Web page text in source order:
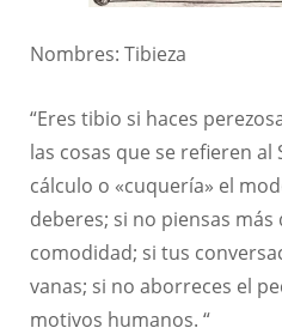
Nombres: Tibieza
“Eres tibio si haces
las cosas que se refieren al
cálculo o «cuquería» el
deberes; si no piensas
comodidad; si tus
vanas; si no aborreces el
motivos humanos. “